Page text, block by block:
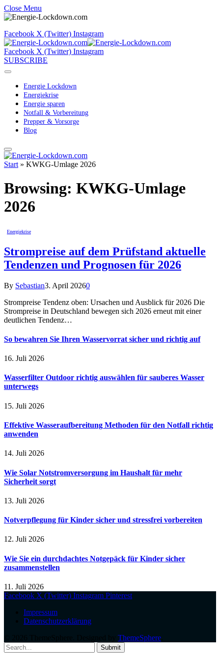
Close Menu
Facebook X (Twitter) Instagram
Facebook X (Twitter) Instagram
SUBSCRIBE
Energie Lockdown
Energiekrise
Energie sparen
Notfall & Vorbereitung
Prepper & Vorsorge
Blog
Start » KWKG-Umlage 2026
Browsing: KWKG-Umlage
2026
Energiekrise
Strompreise auf dem Prüfstand aktuelle
Tendenzen und Prognosen für 2026
By Sebastian3. April 20260
Strompreise Tendenz oben: Ursachen und Ausblick für 2026 Die
Strompreise in Deutschland bewegen sich 2026 erneut mit einer
deutlichen Tendenz…
So bewahren Sie Ihren Wasservorrat sicher und richtig auf
16. Juli 2026
Wasserfilter Outdoor richtig auswählen für sauberes Wasser
unterwegs
15. Juli 2026
Effektive Wasseraufbereitung Methoden für den Notfall richtig
anwenden
14. Juli 2026
Wie Solar Notstromversorgung im Haushalt für mehr
Sicherheit sorgt
13. Juli 2026
Notverpflegung für Kinder sicher und stressfrei vorbereiten
12. Juli 2026
Wie Sie ein durchdachtes Notgepäck für Kinder sicher
zusammenstellen
11. Juli 2026
Facebook X (Twitter) Instagram Pinterest
Impressum
Datenschutzerklärung
ThemeSphere
Submit